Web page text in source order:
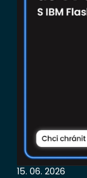
15. 06. 2026